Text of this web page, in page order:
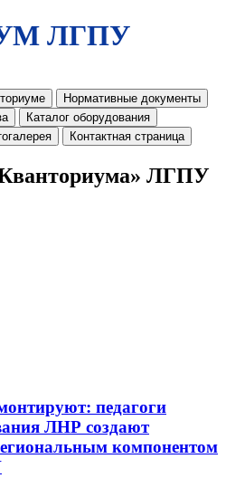
ЛГПУ
Нормативные документы
Каталог оборудования
Контактная страница
ЛГПУ
педагоги
ЛНР создают
компонентом